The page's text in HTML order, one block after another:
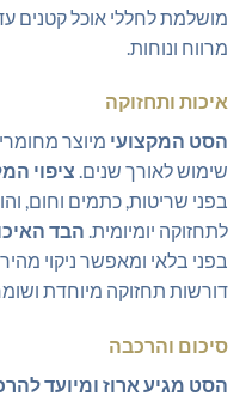
מושלמת לחללי אוכל קטנים
מרווח ונוחות.
איכות ותחזוקה
הסט המקצועי
שימוש לאורך שנים. ציפוי
בפני שריטות, כתמים וחום,
לתחזוקה יומיומית. הבד
בפני בלאי ומאפשר ניקוי
דורשות תחזוקה מיוחדת
סיכום והרכבה
הסט מגיע ארוז ומיועד